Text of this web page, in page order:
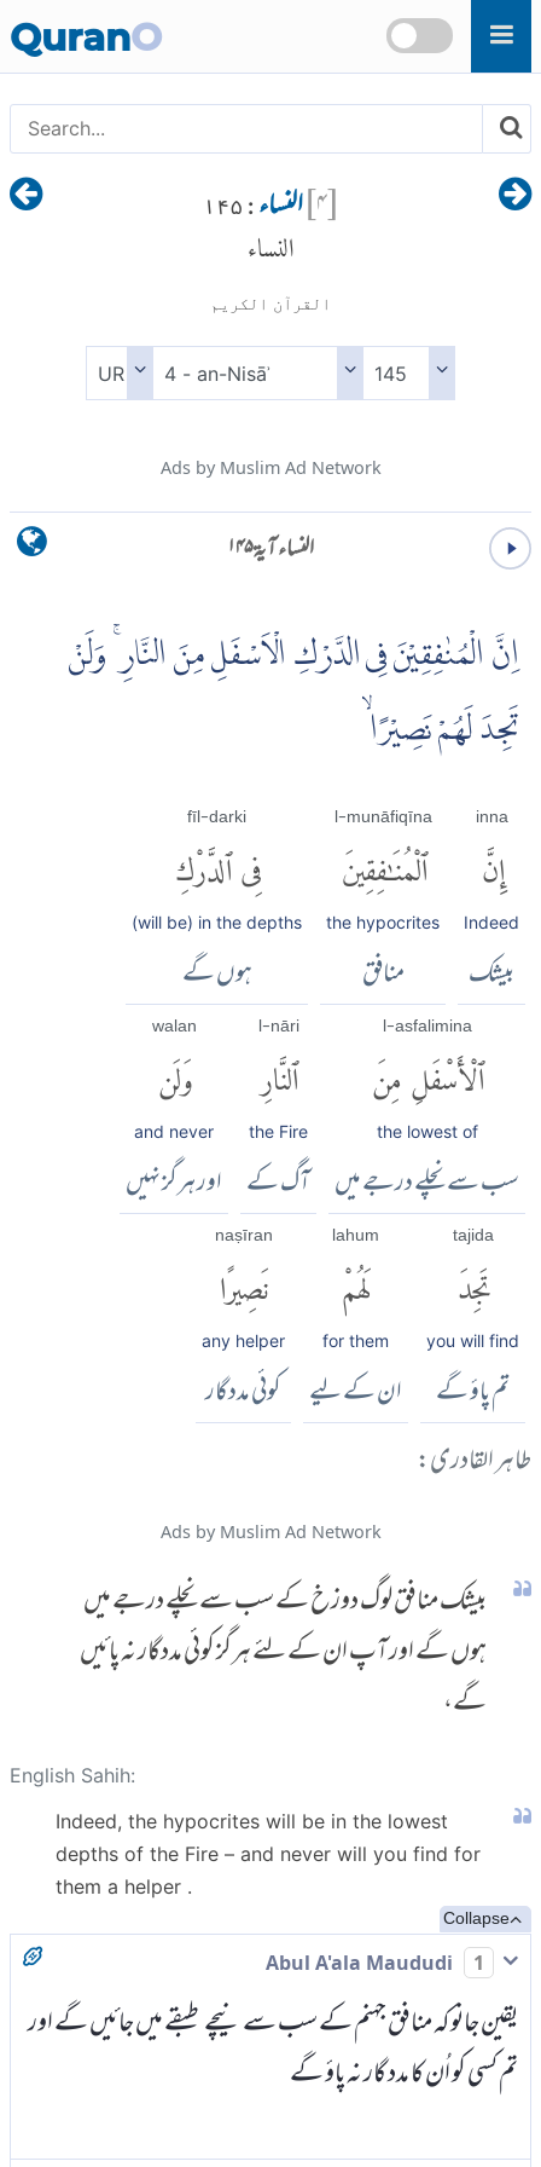
Skip to main content
QuranO
[۴]النساء : ۱۴۵
النساء
القرآن الكريم
Ads by Muslim Ad Network
النساء آية ۱۴۵
اِنَّ الْمُنٰفِقِيْنَ فِى الدَّرْكِ الْاَسْفَلِ مِنَ النَّارِ ۚ وَلَنْ
تَجِدَ لَهُمْ نَصِيْرًا ۙ
inna
إِنَّ
Indeed
بیشک
l-munāfiqīna
ٱلْمُنَٰفِقِينَ
the hypocrites
منافق
fī l-darki
فِى ٱلدَّرْكِ
(will be) in the depths
ہوں گے
l-asfali mina
ٱلْأَسْفَلِ مِنَ
the lowest of
سب سے نچلے درجے میں
l-nāri
ٱلنَّارِ
the Fire
آگ کے
walan
وَلَن
and never
اور ہرگز نہیں
tajida
تَجِدَ
you will find
تم پاؤ گے
lahum
لَهُمْ
for them
ان کے لیے
naṣīran
نَصِيرًا
any helper
کوئی مددگار
طاہر القادری:
Ads by Muslim Ad Network
بیشک منافق لوگ دوزخ کے سب سے نچلے درجے میں
ہوں گے اور آپ ان کے لئے ہرگز کوئی مددگار نہ پائیں
گے،
English Sahih:
Indeed, the hypocrites will be in the lowest
depths of the Fire – and never will you find for
them a helper .
Collapse
1
یقین جانو کہ منافق جہنم کے سب سے نیچے طبقے میں جائیں گے اور
تم کسی کو اُن کا مدد گار نہ پاؤ گے